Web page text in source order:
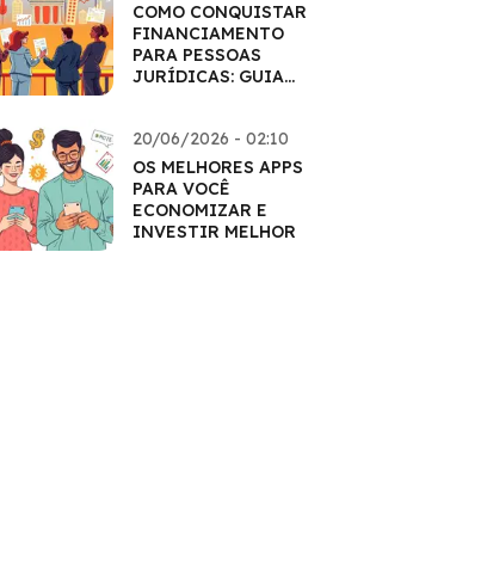
COMO CONQUISTAR
FINANCIAMENTO
PARA PESSOAS
JURÍDICAS: GUIA
20/06/2026 - 02:10
OS MELHORES APPS
PARA VOCÊ
ECONOMIZAR E
INVESTIR MELHOR